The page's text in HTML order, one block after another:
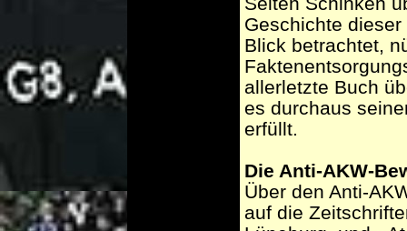
Geschichte
Blick betrachtet,
allerletzte Buch
es durchaus
erfüllt.
Die Anti-AKW-
Über den Anti-
auf die